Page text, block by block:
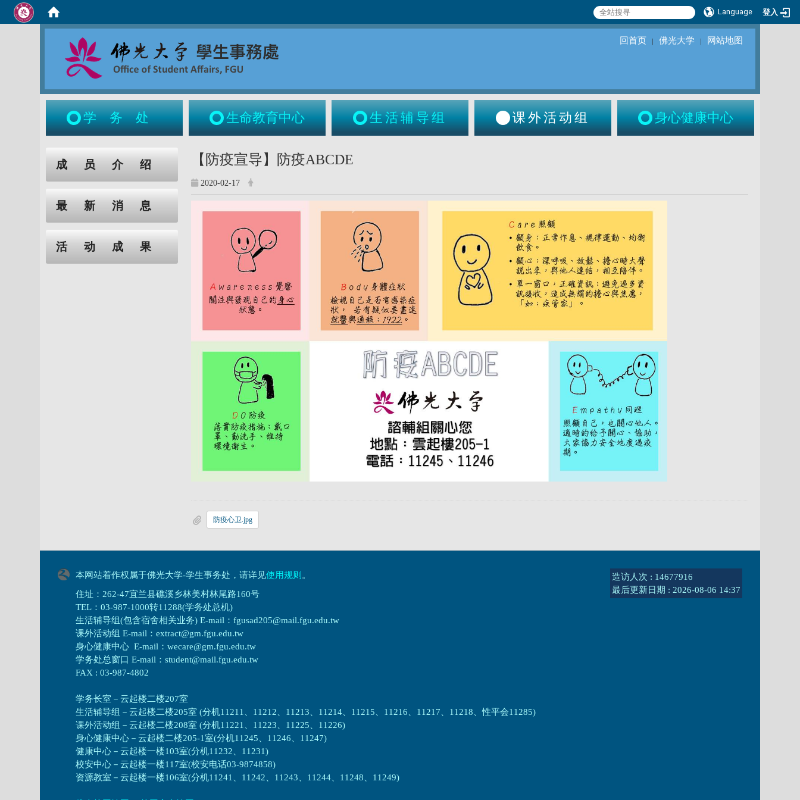
Language 登入
回首页 ｜ 佛光大学 ｜ 网站地图
学务处 生命教育中心 生活辅导组 课外活动组 身心健康中心
成员介绍
最新消息
活动成果
【防疫宣导】防疫ABCDE
2020-02-17
防疫心卫.jpg
本网站着作权属于佛光大学-学生事务处，请详见使用规则 。
住址：262-47宜兰县礁溪乡林美村林尾路160号
TEL：03-987-1000转11288(学务处总机)
生活辅导组(包含宿舍相关业务) E-mail：fgusad205@mail.fgu.edu.tw
课外活动组 E-mail：extract@gm.fgu.edu.tw
身心健康中心 E-mail：wecare@gm.fgu.edu.tw
学务处总窗口 E-mail：student@mail.fgu.edu.tw
FAX : 03-987-4802
学务长室－云起楼二楼207室
生活辅导组 － 云起楼二楼205室 (分机11211、11212、11213、11214、11215、11216、11217、11218、性平会11285)
课外活动组 － 云起楼二楼208室 (分机11221、11223、11225、11226)
身心健康中心 － 云起楼二楼205-1室(分机11245、11246、11247)
健康中心－ 云起楼一楼103室(分机11232、11231)
校安中心－ 云起楼一楼117室(校安电话03-9874858)
资源教室 － 云起楼一楼106室(分机11241、11242、11243、11244、11248、11249)
造访人次 : 14677916
最后更新日期 : 2026-08-06 14:37